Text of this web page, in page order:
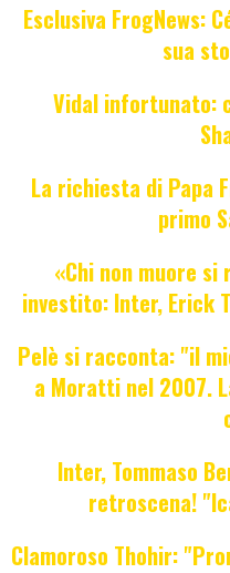
Esclusiva FrogNews:
sua
Vidal infortunato:
La richiesta di Papa
primo
«Chi non muore si
investito: Inter, Erick
Pelè si racconta: "il
a Moratti nel 2007.
Inter, Tommaso
retroscena!
Clamoroso Thohir: